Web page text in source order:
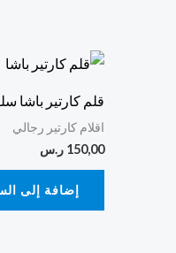
قلم كارتير باشا
اقلام كارتير رجالي
150,00 ر.س
إضافة إلى